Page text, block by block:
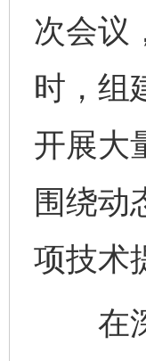
次会议
时，组
开展大
围绕动
项技术
在深